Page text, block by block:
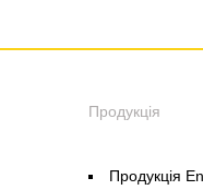
Продукція
Продукція